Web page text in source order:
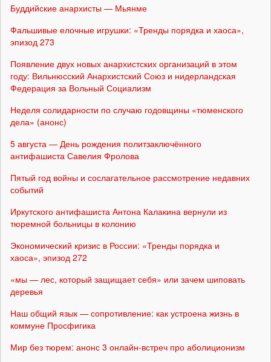
Буддийские анархисты — Мьянме
Фальшивые елочные игрушки: «Тренды порядка и хаоса»,
эпизод 273
Появление двух новых анархистских организаций в этом
году: Вильнюсский Анархистский Союз и нидерландская
Федерация за Вольный Социализм
Неделя солидарности по случаю годовщины «тюменского
дела» (анонс)
5 августа — День рождения политзаключённого
антифашиста Савелия Фролова
Пятый год войны и сослагательное рассмотрение недавних
событий
Иркутского антифашиста Антона Калакина вернули из
тюремной больницы в колонию
Экономический кризис в России: «Тренды порядка и
хаоса», эпизод 272
«мы — лес, который защищает себя» или зачем шиповать
деревья
Наш общий язык — сопротивление: как устроена жизнь в
коммуне Просфигика
Мир без тюрем: анонс 3 онлайн-встреч про аболиционизм